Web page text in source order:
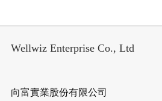
Wellwiz Enterprise Co., Ltd
向富實業股份有限公司